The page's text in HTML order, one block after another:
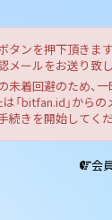
タンを押下頂きま
メールをお送り致し
未着回避のため、
「bitfan.id」から
続きを開始してくだ
会